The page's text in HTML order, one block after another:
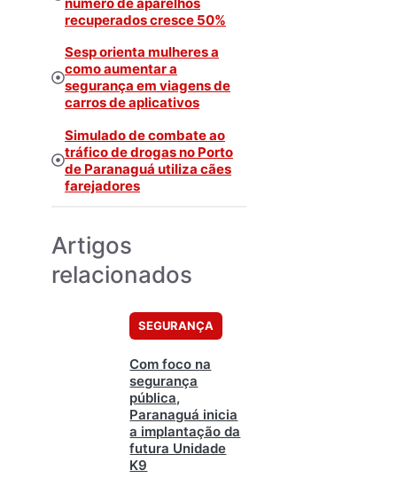
recuperados cresce 50%
Sesp orienta mulheres a
como aumentar a
segurança em viagens de
carros de aplicativos
Simulado de combate ao
tráfico de drogas no Porto
de Paranaguá utiliza cães
farejadores
Artigos
relacionados
SEGURANÇA
Com foco na
segurança
pública,
Paranaguá inicia
a implantação da
futura Unidade
K9